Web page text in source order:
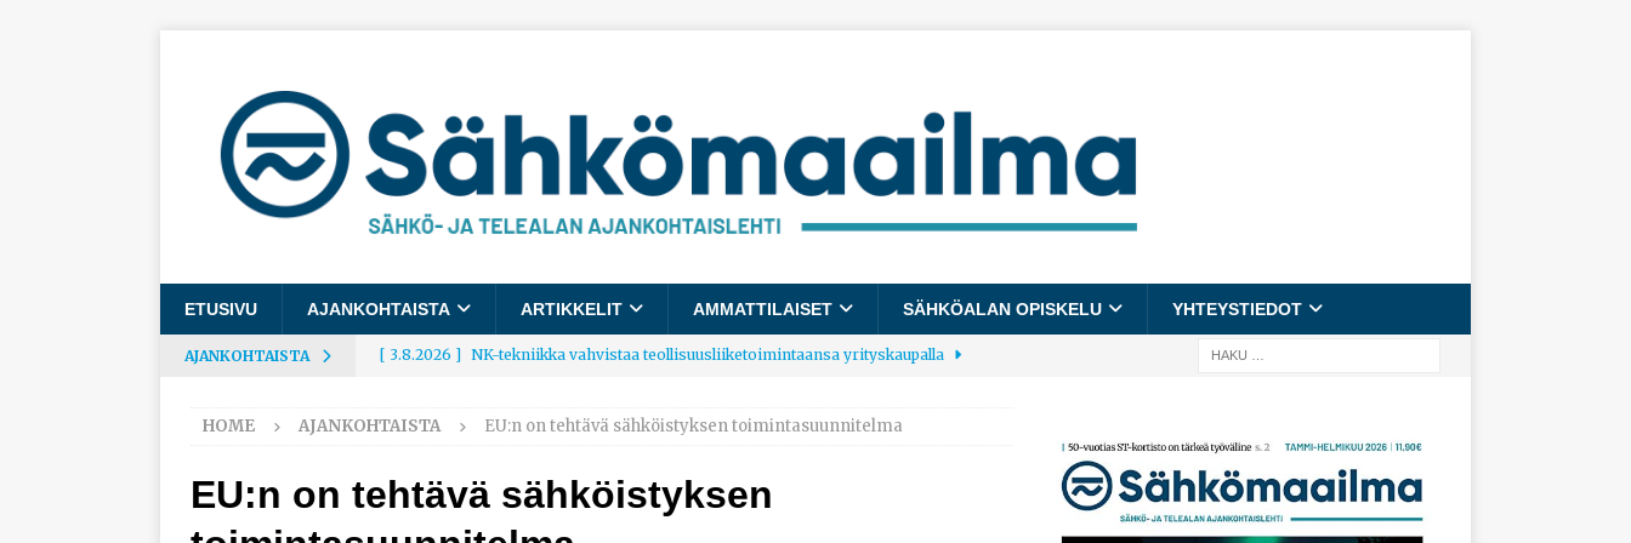
ETUSIVU AJANKOHTAISTA ARTIKKELIT AMMATTILAISET SÄHKÖALAN OPISKELU YHTEYSTIEDOT
AJANKOHTAISTA [ 3.8.2026 ] NK-tekniikka vahvistaa teollisuusliiketoimintaansa yrityskaupalla
[ 3.8.2026 ] Rakennusalalle tulee käyttöön yhteinen kestävyysraportointimalli
AJANKOHTAISTA
Työelämägallup: Pienet työpaikat saavat parhaat arvosanat
HOME AJANKOHTAISTA EU:n on tehtävä sähköistyksen toimintasuunnitelma
EU:n on tehtävä sähköistyksen